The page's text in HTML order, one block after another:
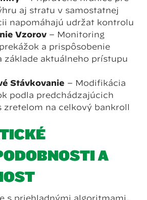
aj stratu v samostatnej
napomáhajú udržať kontrolu
Vzorov – Monitoring
a prispôsobenie
základe aktuálneho prístupu
Stávkovanie – Modifikácia
podľa predchádzajúcich
zreteľom na celkový bankroll
A